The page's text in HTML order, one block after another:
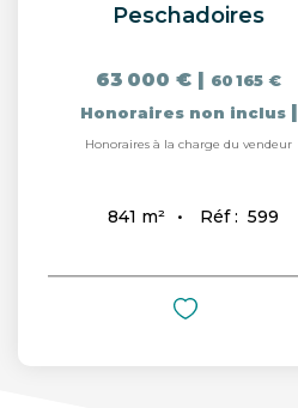
Peschadoires
63 000 € | 60 165 €
Honoraires non inclus |
Honoraires à la charge du vendeur
841 m² Réf : 599